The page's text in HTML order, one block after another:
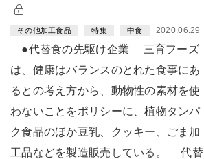
その他加工食品 特集 中食 2020.06.29
●代替食の先駆け企業 三育フーズ
は、健康はバランスのとれた食事にあ
るとの考え方から、動物性の素材を使
わないことをポリシーに、植物タンパ
ク食品のほか豆乳、クッキー、ごま加
工品などを製造販売している。 代替